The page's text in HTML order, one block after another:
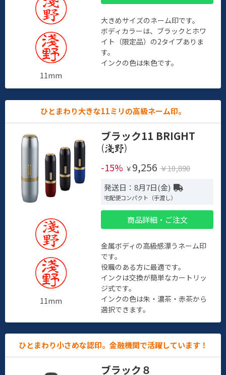
11mm
大きめサイズのネーム印です。
ボディカラーは、ブラックとホワ
イト（限定品）の2タイプありま
す。
インクの色は朱色です。
ひとまわり大きな11ミリの高級ネーム印。
11mm
ブラック11 BRIGHT
(
)
-15% ￥ 9,256 ￥10,890
発送日：8月7日(金)
宅配便コンパクト（手渡し）
商品詳細・ご注文
金属ボディの高級感漂うネーム印
です。
役職のある方に最適です。
インクは交換が簡単なカートリッ
ジ式です。
インクの色は朱・濃茶・赤茶から
選択できます。
ひとまわり小さめな認印。金融機関で活躍しています！
ブラック８